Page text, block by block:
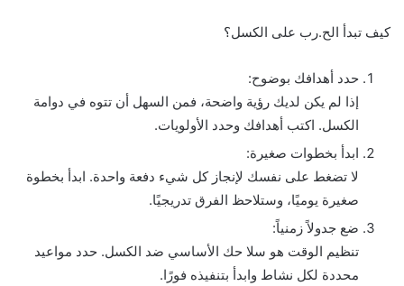
كيف تبدأ الح.رب على الكسل؟
حدد أهدافك بوضوح:
إذا لم يكن لديك رؤية واضحة، فمن السهل أن تتوه في دوامة
الكسل. اكتب أهدافك وحدد الأولويات.
ابدأ بخطوات صغيرة:
لا تضغط على نفسك لإنجاز كل شيء دفعة واحدة. ابدأ بخطوة
صغيرة يوميًا، وستلاحظ الفرق تدريجيًا.
ضع جدولاً زمنياً:
تنظيم الوقت هو سلا حك الأساسي ضد الكسل. حدد مواعيد
محددة لكل نشاط وابدأ بتنفيذه فورًا.